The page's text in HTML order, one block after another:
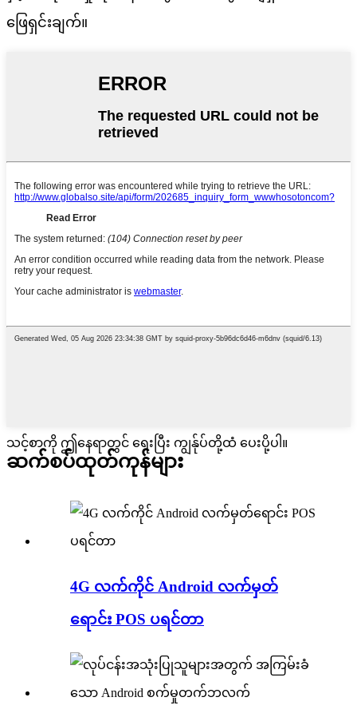
ဖြေရှင်းချက်။
သင့်စာကို ဤနေရာတွင် ရေးပြီး ကျွန်ုပ်တို့ထံ ပေးပို့ပါ။
ဆက်စပ်ထုတ်ကုန်များ
4G လက်ကိုင် Android လက်မှတ်
ရောင်း POS ပရင်တာ